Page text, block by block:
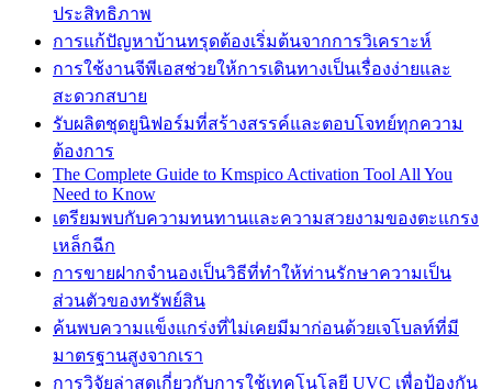
ประสิทธิภาพ
การแก้ปัญหาบ้านทรุดต้องเริ่มต้นจากการวิเคราะห์
การใช้งานจีพีเอสช่วยให้การเดินทางเป็นเรื่องง่ายและ
สะดวกสบาย
รับผลิตชุดยูนิฟอร์มที่สร้างสรรค์และตอบโจทย์ทุกความ
ต้องการ
The Complete Guide to Kmspico Activation Tool All You
Need to Know
เตรียมพบกับความทนทานและความสวยงามของตะแกรง
เหล็กฉีก
การขายฝากจำนองเป็นวิธีที่ทำให้ท่านรักษาความเป็น
ส่วนตัวของทรัพย์สิน
ค้นพบความแข็งแกร่งที่ไม่เคยมีมาก่อนด้วยเจโบลท์ที่มี
มาตรฐานสูงจากเรา
การวิจัยล่าสุดเกี่ยวกับการใช้เทคโนโลยี UVC เพื่อป้องกัน